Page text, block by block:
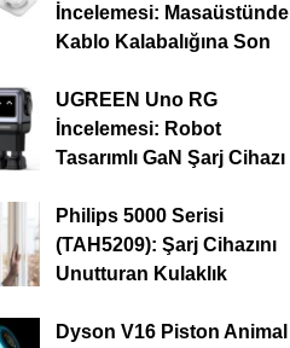
İncelemesi: Masaüstünde
Kablo Kalabalığına Son
UGREEN Uno RG
İncelemesi: Robot
Tasarımlı GaN Şarj Cihazı
Philips 5000 Serisi
(TAH5209): Şarj Cihazını
Unutturan Kulaklık
Dyson V16 Piston Animal